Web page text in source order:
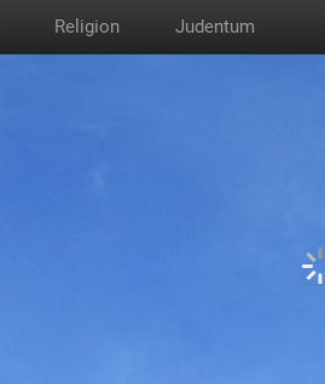
Religion Judentum